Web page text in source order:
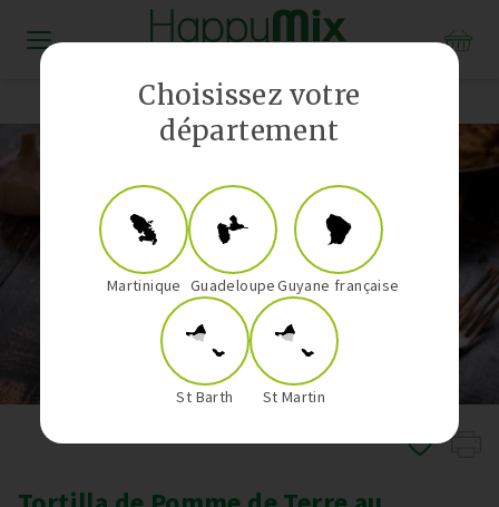
Choisissez votre
département
Martinique GuadeloupeGuyane française
St Barth St Martin